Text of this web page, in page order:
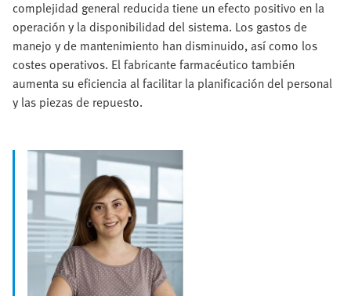
complejidad general reducida tiene un efecto positivo en la
operación y la disponibilidad del sistema. Los gastos de
manejo y de mantenimiento han disminuido, así como los
costes operativos. El fabricante farmacéutico también
aumenta su eficiencia al facilitar la planificación del personal
y las piezas de repuesto.